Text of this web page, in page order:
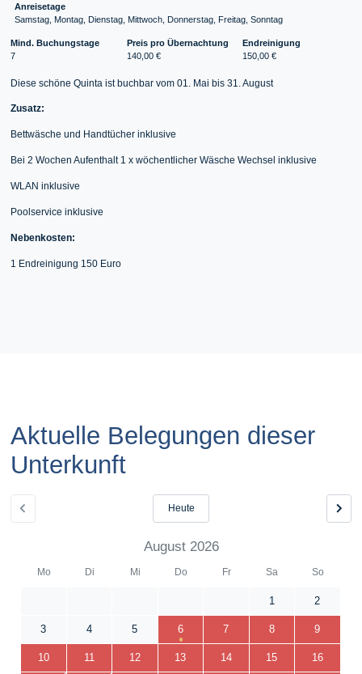
Anreisetage
Samstag, Montag, Dienstag, Mittwoch, Donnerstag, Freitag, Sonntag
Mind. Buchungstage
7
Preis pro Übernachtung
140,00 €
Endreinigung
150,00 €
Diese schöne Quinta ist buchbar vom 01. Mai bis 31. August
Zusatz:
Bettwäsche und Handtücher inklusive
Bei 2 Wochen Aufenthalt 1 x wöchentlicher Wäsche Wechsel inklusive
WLAN inklusive
Poolservice inklusive
Nebenkosten:
1 Endreinigung 150 Euro
Aktuelle Belegungen dieser
Unterkunft
August 2026
Mo Di Mi Do Fr Sa So
1 2
3 4 5 6 7 8 9
10 11 12 13 14 15 16
Heute